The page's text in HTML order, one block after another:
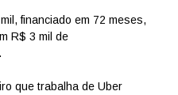
financiado em 72 meses,
R$ 3 mil de
que trabalha de Uber